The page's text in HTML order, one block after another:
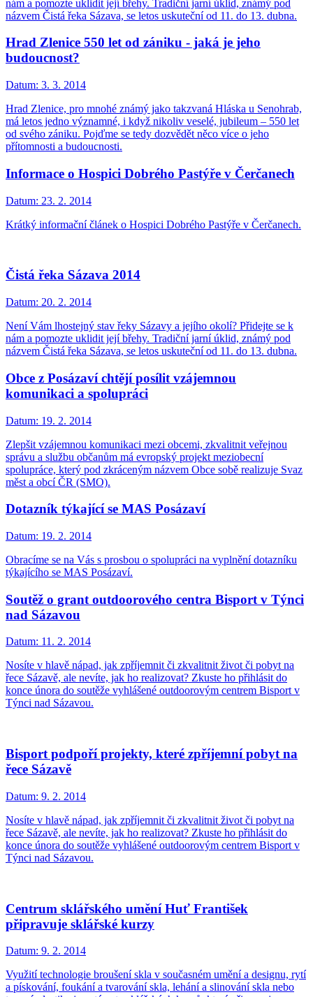
nám a pomozte uklidit její břehy. Tradiční jarní úklid, známý pod
názvem Čistá řeka Sázava, se letos uskuteční od 11. do 13. dubna.
Hrad Zlenice 550 let od zániku - jaká je jeho
budoucnost?
Datum: 3. 3. 2014
Hrad Zlenice, pro mnohé známý jako takzvaná Hláska u Senohrab,
má letos jedno významné, i když nikoliv veselé, jubileum – 550 let
od svého zániku. Pojďme se tedy dozvědět něco více o jeho
přítomnosti a budoucnosti.
Informace o Hospici Dobrého Pastýře v Čerčanech
Datum: 23. 2. 2014
Krátký informační článek o Hospici Dobrého Pastýře v Čerčanech.
Čistá řeka Sázava 2014
Datum: 20. 2. 2014
Není Vám lhostejný stav řeky Sázavy a jejího okolí? Přidejte se k
nám a pomozte uklidit její břehy. Tradiční jarní úklid, známý pod
názvem Čistá řeka Sázava, se letos uskuteční od 11. do 13. dubna.
Obce z Posázaví chtějí posílit vzájemnou
komunikaci a spolupráci
Datum: 19. 2. 2014
Zlepšit vzájemnou komunikaci mezi obcemi, zkvalitnit veřejnou
správu a službu občanům má evropský projekt meziobecní
spolupráce, který pod zkráceným názvem Obce sobě realizuje Svaz
měst a obcí ČR (SMO).
Dotazník týkající se MAS Posázaví
Datum: 19. 2. 2014
Obracíme se na Vás s prosbou o spolupráci na vyplnění dotazníku
týkajícího se MAS Posázaví.
Soutěž o grant outdoorového centra Bisport v Týnci
nad Sázavou
Datum: 11. 2. 2014
Nosíte v hlavě nápad, jak zpříjemnit či zkvalitnit život či pobyt na
řece Sázavě, ale nevíte, jak ho realizovat? Zkuste ho přihlásit do
konce února do soutěže vyhlášené outdoorovým centrem Bisport v
Týnci nad Sázavou.
Bisport podpoří projekty, které zpříjemní pobyt na
řece Sázavě
Datum: 9. 2. 2014
Nosíte v hlavě nápad, jak zpříjemnit či zkvalitnit život či pobyt na
řece Sázavě, ale nevíte, jak ho realizovat? Zkuste ho přihlásit do
konce února do soutěže vyhlášené outdoorovým centrem Bisport v
Týnci nad Sázavou.
Centrum sklářského umění Huť František
připravuje sklářské kurzy
Datum: 9. 2. 2014
Využití technologie broušení skla v současném umění a designu, rytí
a pískování, foukání a tvarování skla, lehání a slinování skla nebo